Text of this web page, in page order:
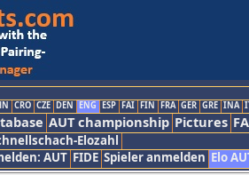
CRO CZE DEN ENG ESP FAI FIN FRA GER GRE INA
AUT championship Pictures
Elozahl
AUT FIDE Spieler anmelden Elo